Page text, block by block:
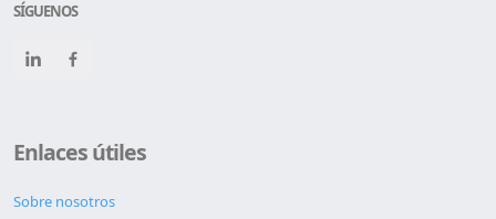
SÍGUENOS
Enlaces útiles
Sobre nosotros